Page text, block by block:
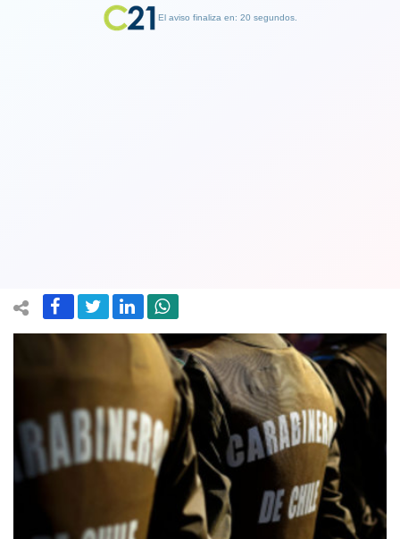
El aviso finaliza en: 19 segundos.